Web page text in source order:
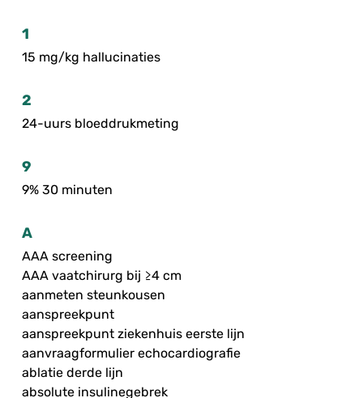
1
15 mg/kg hallucinaties
2
24-uurs bloeddrukmeting
9
9% 30 minuten
A
AAA screening
AAA vaatchirurg bij ≥4 cm
aanmeten steunkousen
aanspreekpunt
aanspreekpunt ziekenhuis eerste lijn
aanvraagformulier echocardiografie
ablatie derde lijn
absolute insulinegebrek